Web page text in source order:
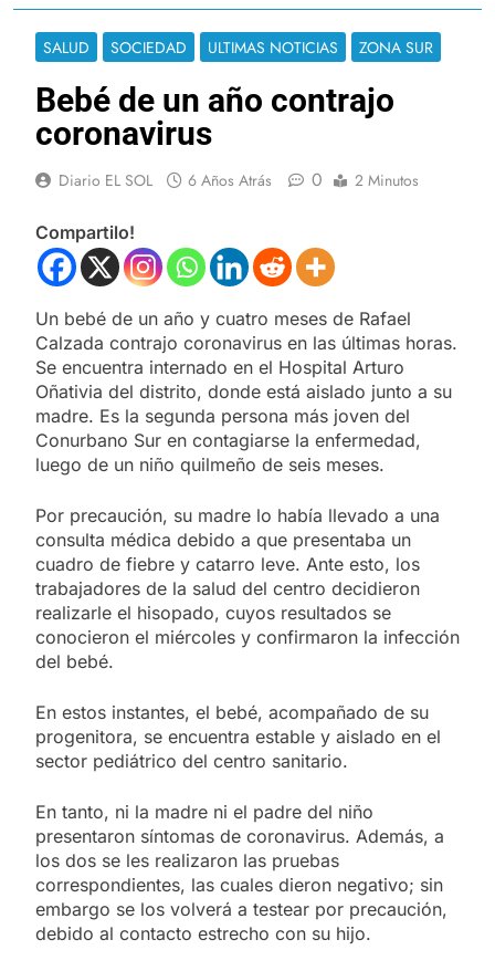
SALUD SOCIEDAD ULTIMAS NOTICIAS ZONA SUR
Bebé de un año contrajo
coronavirus
Diario EL SOL 6 Años Atrás 0 2 Minutos
Compartilo!
Un bebé de un año y cuatro meses de Rafael
Calzada contrajo coronavirus en las últimas horas.
Se encuentra internado en el Hospital Arturo
Oñativia del distrito, donde está aislado junto a su
madre. Es la segunda persona más joven del
Conurbano Sur en contagiarse la enfermedad,
luego de un niño quilmeño de seis meses.
Por precaución, su madre lo había llevado a una
consulta médica debido a que presentaba un
cuadro de fiebre y catarro leve. Ante esto, los
trabajadores de la salud del centro decidieron
realizarle el hisopado, cuyos resultados se
conocieron el miércoles y confirmaron la infección
del bebé.
En estos instantes, el bebé, acompañado de su
progenitora, se encuentra estable y aislado en el
sector pediátrico del centro sanitario.
En tanto, ni la madre ni el padre del niño
presentaron síntomas de coronavirus. Además, a
los dos se les realizaron las pruebas
correspondientes, las cuales dieron negativo; sin
embargo se los volverá a testear por precaución,
debido al contacto estrecho con su hijo.